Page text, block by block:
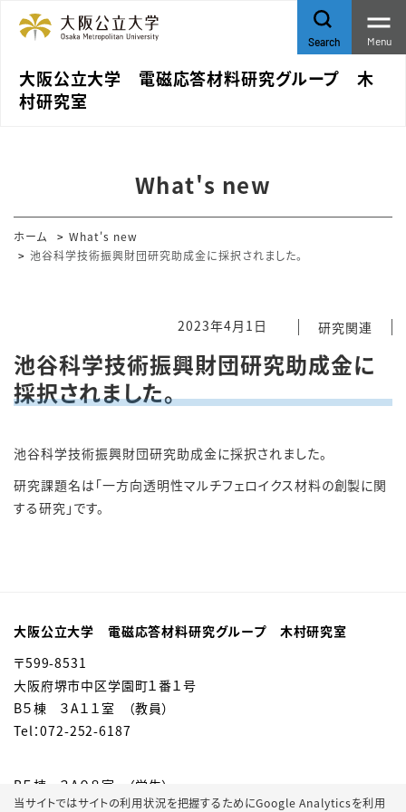
大阪公立大学 電磁応答材料研究グループ 木
村研究室
Search Menu
What's new
ホーム
What's new
池谷科学技術振興財団研究助成金に採択されました。
2023年4月1日 研究関連
池谷科学技術振興財団研究助成金に
採択されました。
池谷科学技術振興財団研究助成金に採択されました。
研究課題名は「一方向透明性マルチフェロイクス材料の創製に関
する研究」です。
当サイトではサイトの利用状況を把握するためにGoogle Analyticsを利用
大阪公立大学 電磁応答材料研究グループ 木村研究室
〒599-8531
大阪府堺市中区学園町１番１号
B５棟 ３A１１室 （教員）
Tel：072-252-6187
B５棟 ３A０８室 （学生）